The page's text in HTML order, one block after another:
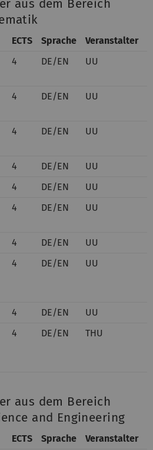
aus dem Bereich
ECTS Sprache
Veranstalter
4 DE/EN UU
4 DE/EN UU
4 DE/EN UU
4 DE/EN
UU
4 DE/EN
UU
4 DE/EN UU
4 DE/EN
UU
4 DE/EN UU
4 DE/EN
UU
4 DE/EN THU
aus dem Bereich
and Engineering
ECTS Sprache
Veranstalter